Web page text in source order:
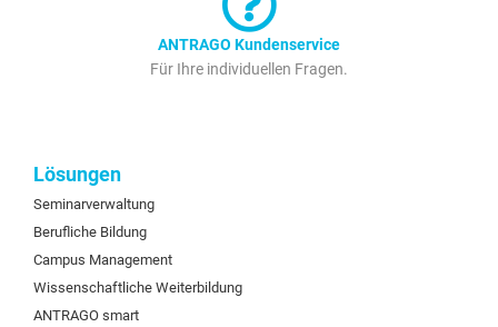
ANTRAGO Kundenservice
Für Ihre individuellen Fragen.
Lösungen
Seminarverwaltung
Berufliche Bildung
Campus Management
Wissenschaftliche Weiterbildung
ANTRAGO smart